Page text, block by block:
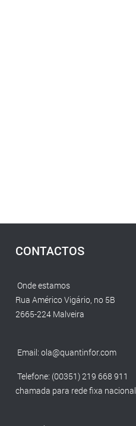
CONTACTOS
Onde estamos
Rua Américo Vigário, no 5B
2665-224 Malveira
Email: ola@quantinfor.com
Telefone: (00351) 219 668 911
chamada para rede fixa nacional